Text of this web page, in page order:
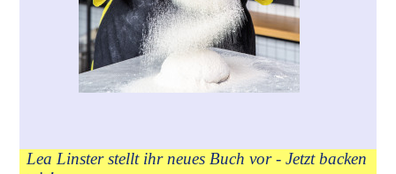
Lea Linster stellt ihr neues Buch vor - Jetzt backen